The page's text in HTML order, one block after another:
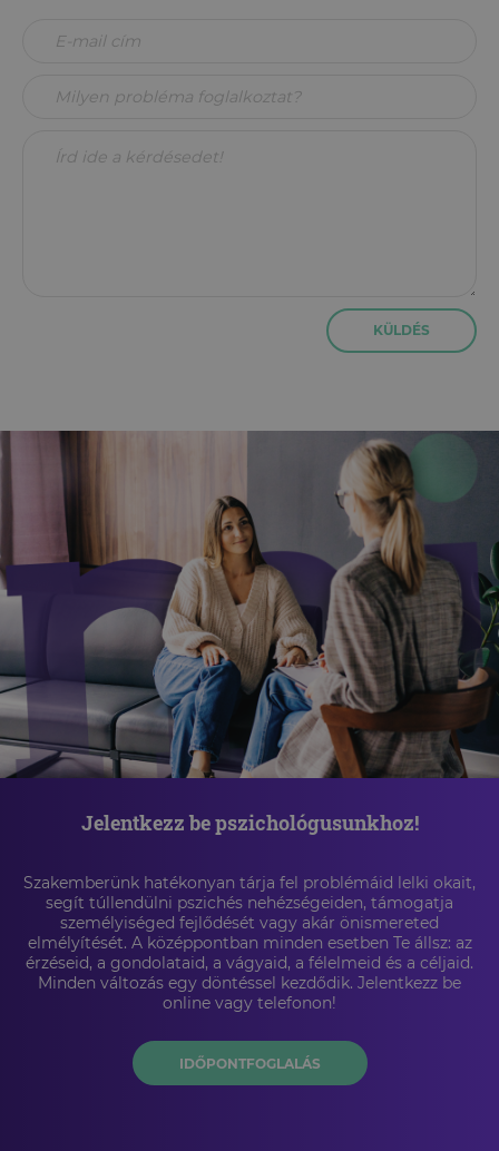
KÜLDÉS
Jelentkezz be pszichológusunkhoz!
Szakemberünk hatékonyan tárja fel problémáid lelki okait,
segít túllendülni pszichés nehézségeiden, támogatja
személyiséged fejlődését vagy akár önismereted
elmélyítését. A középpontban minden esetben Te állsz: az
érzéseid, a gondolataid, a vágyaid, a félelmeid és a céljaid.
Minden változás egy döntéssel kezdődik. Jelentkezz be
online vagy telefonon!
IDŐPONTFOGLALÁS